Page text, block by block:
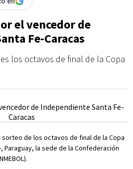
el vencedor de
Fe-Caracas
los octavos de final de la Copa
de los octavos de final de la Copa
Paraguay, la sede de la Confederación